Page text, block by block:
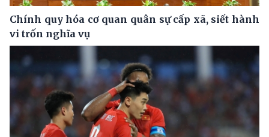
Chính quy hóa cơ quan quân sự cấp xã, siết hành
vi trốn nghĩa vụ